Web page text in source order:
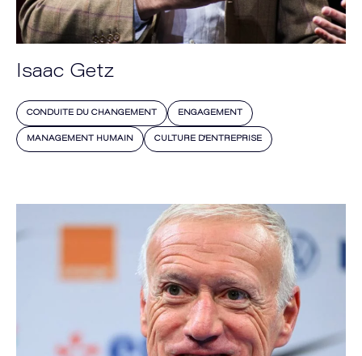
Isaac Getz
CONDUITE DU CHANGEMENT ENGAGEMENT
MANAGEMENT HUMAIN CULTURE D'ENTREPRISE